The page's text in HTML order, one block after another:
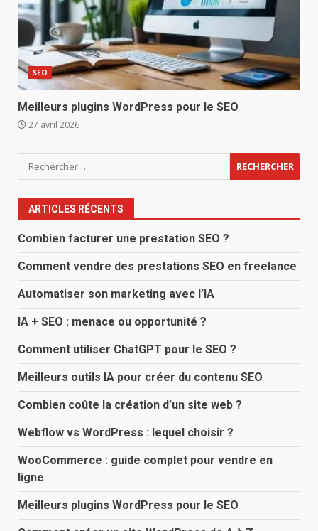
SEO
Meilleurs plugins WordPress pour le SEO
27 avril 2026
Rechercher :
ARTICLES RÉCENTS
Combien facturer une prestation SEO ?
Comment vendre des prestations SEO en freelance
Automatiser son marketing avec l’IA
IA + SEO : menace ou opportunité ?
Comment utiliser ChatGPT pour le SEO ?
Meilleurs outils IA pour créer du contenu SEO
Combien coûte la création d’un site web ?
Webflow vs WordPress : lequel choisir ?
WooCommerce : guide complet pour vendre en
ligne
Meilleurs plugins WordPress pour le SEO